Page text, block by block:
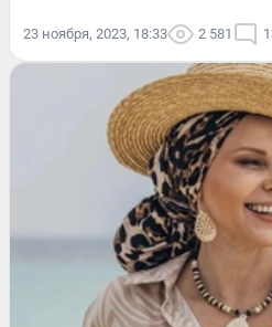
23 ноября, 2023, 18:33 2 581